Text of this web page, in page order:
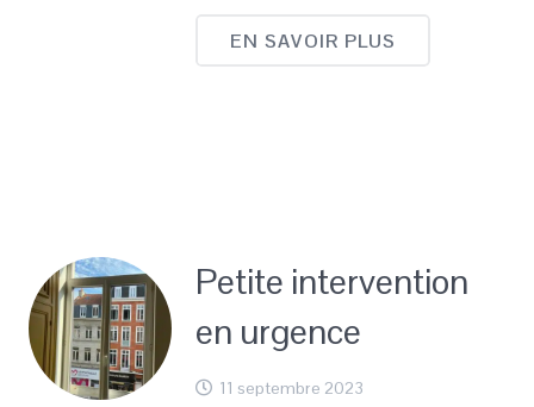
EN SAVOIR PLUS
Petite intervention
en urgence
11 septembre 2023